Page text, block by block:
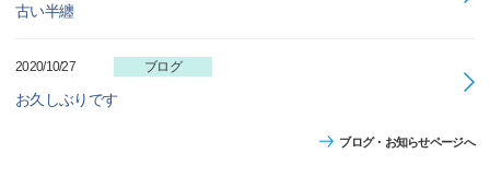
古い半纏
2020/10/27 ブログ
お久しぶりです
ブログ・お知らせページへ